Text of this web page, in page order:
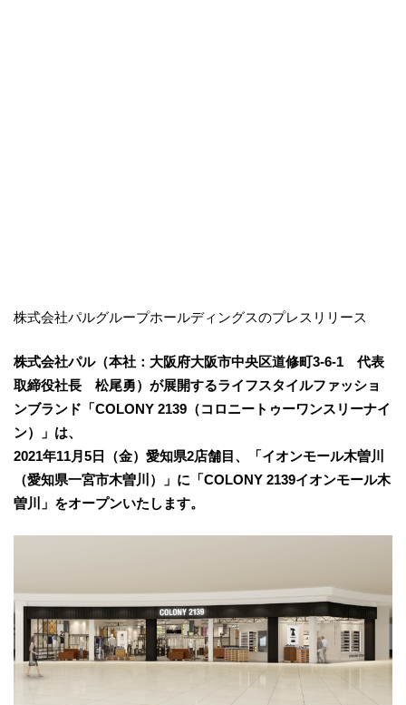
株式会社パルグループホールディングスのプレスリリース
株式会社パル（本社：大阪府大阪市中央区道修町3-6-1 代表
取締役社長 松尾勇）が展開するライフスタイルファッショ
ンブランド「COLONY 2139（コロニートゥーワンスリーナイ
ン）」は、
2021年11月5日（金）愛知県2店舗目、「イオンモール木曽川
（愛知県一宮市木曽川）」に「COLONY 2139イオンモール木
曽川」をオープンいたします。